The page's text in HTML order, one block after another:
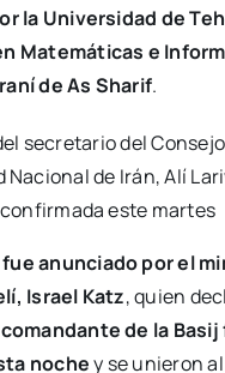
la Universidad de
Matemáticas e
de As Sharif.
anunciado por el
Israel Katz, quien
de la
nochey se unieron